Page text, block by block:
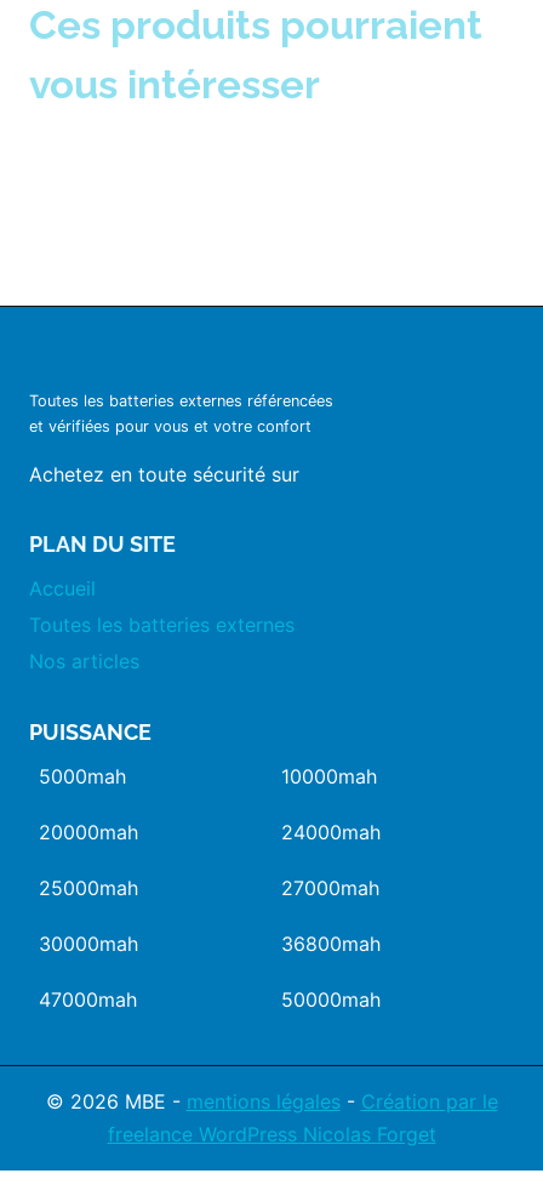
Ces produits pourraient
vous intéresser
Toutes les batteries externes référencées
et vérifiées pour vous et votre confort
Achetez en toute sécurité sur
PLAN DU SITE
Accueil
Toutes les batteries externes
Nos articles
PUISSANCE
5000mah 10000mah
20000mah 24000mah
25000mah 27000mah
30000mah 36800mah
47000mah 50000mah
© 2026 MBE - mentions légales- Création par le
freelance WordPress Nicolas Forget